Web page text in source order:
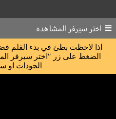
اختر سيرفر المشاهده
اذا لاحظت بطئ في بدء الفلم
الضغط على زر "اختر سيرفر
الجودات او